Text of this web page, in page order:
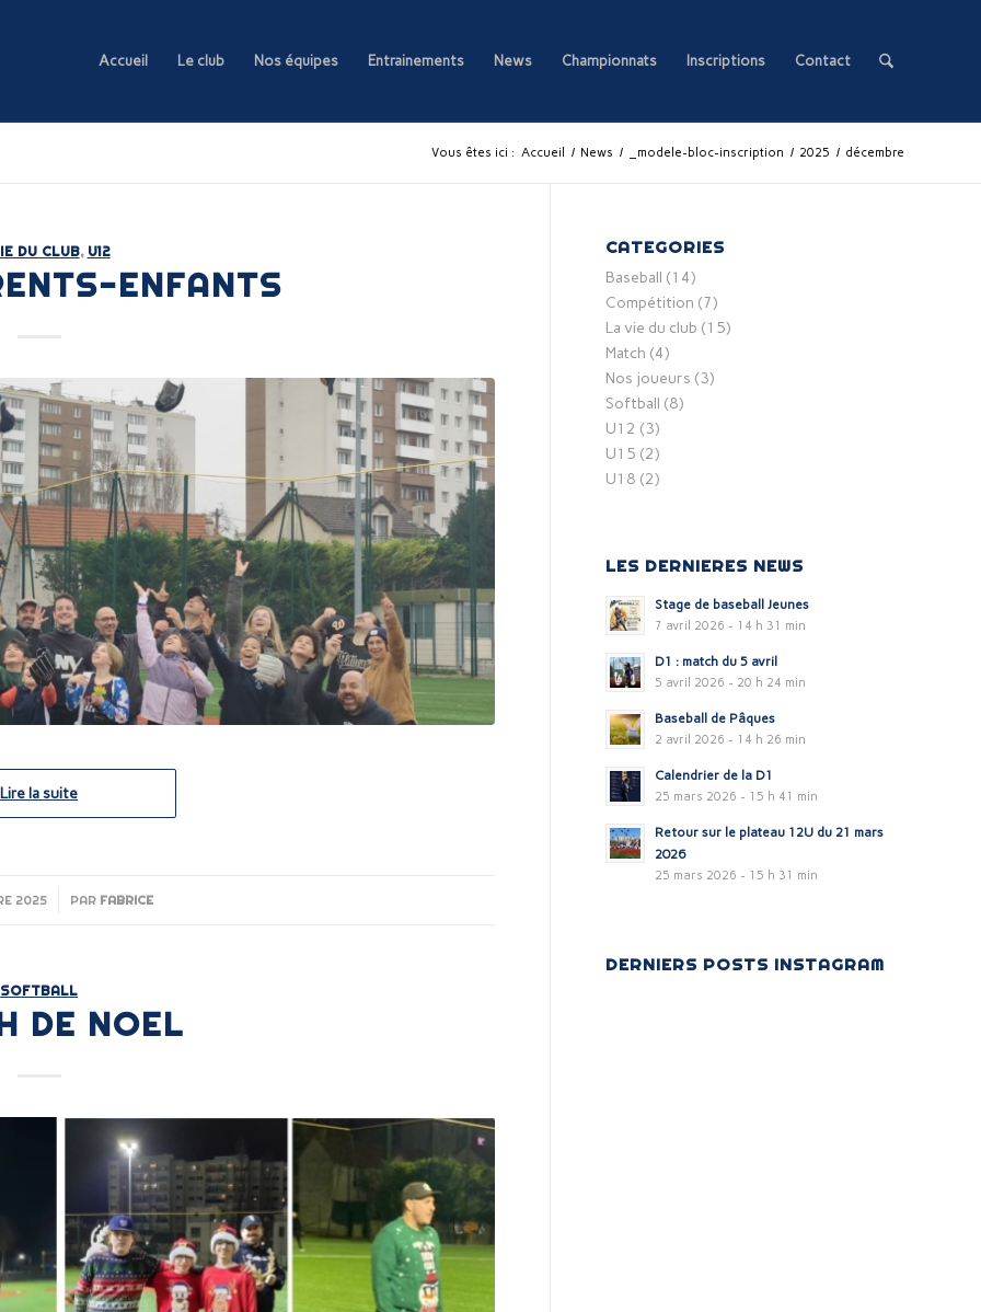
Accueil Le club Nos équipes Entrainements News Championnats Inscriptions Contact
Vous êtes ici : Accueil / News / _modele-bloc-inscription / 2025 / décembre
DU CLUB, U12
ENFANTS
Lire la suite
2025 PAR FABRICE
SOFTBALL
DE NOEL
CATEGORIES
Baseball (14)
Compétition (7)
La vie du club (15)
Match (4)
Nos joueurs (3)
Softball (8)
U12 (3)
U15 (2)
U18 (2)
LES DERNIERES NEWS
Stage de baseball Jeunes
7 avril 2026 - 14 h 31 min
D1 : match du 5 avril
5 avril 2026 - 20 h 24 min
Baseball de Pâques
2 avril 2026 - 14 h 26 min
Calendrier de la D1
25 mars 2026 - 15 h 41 min
Retour sur le plateau 12U du 21 mars
2026
25 mars 2026 - 15 h 31 min
DERNIERS POSTS INSTAGRAM